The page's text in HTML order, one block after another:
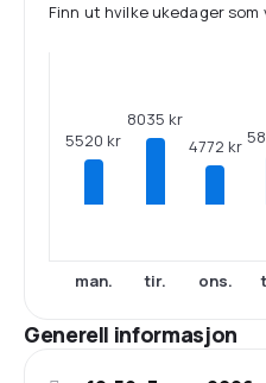
Finn ut hvilke ukedager som
5520 kr
man.
8035 kr
tir.
4772 kr
ons.
Generell informasjon